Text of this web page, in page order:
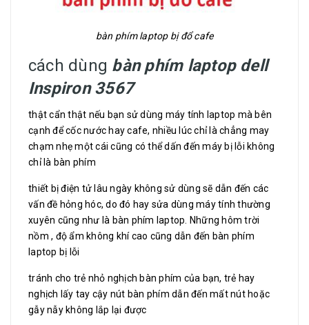
bàn phím laptop bị đổ cafe
cách dùng bàn phím laptop dell
Inspiron 3567
thật cẩn thật nếu bạn sử dùng máy tính laptop mà bên
cạnh để cốc nước hay cafe, nhiều lúc chỉ là chẳng may
chạm nhẹ một cái cũng có thể dấn đến máy bị lỗi không
chỉ là bàn phím
thiết bị điện tử lâu ngày không sử dùng sẽ dẫn đến các
vấn đề hỏng hóc, do đó hay sửa dùng máy tính thường
xuyên cũng như là bàn phím laptop. Những hôm trời
nồm , độ ẩm không khí cao cũng dẫn đến bàn phím
laptop bị lỗi
tránh cho trẻ nhỏ nghịch bàn phím của bạn, trẻ hay
nghịch lấy tay cậy nút bàn phím dẫn đến mất nút hoặc
gẫy nẫy không lắp lại được